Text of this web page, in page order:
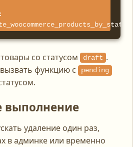
со статусом draft .
функцию с
pending
выполнение
удаление один раз,
в админке или временно